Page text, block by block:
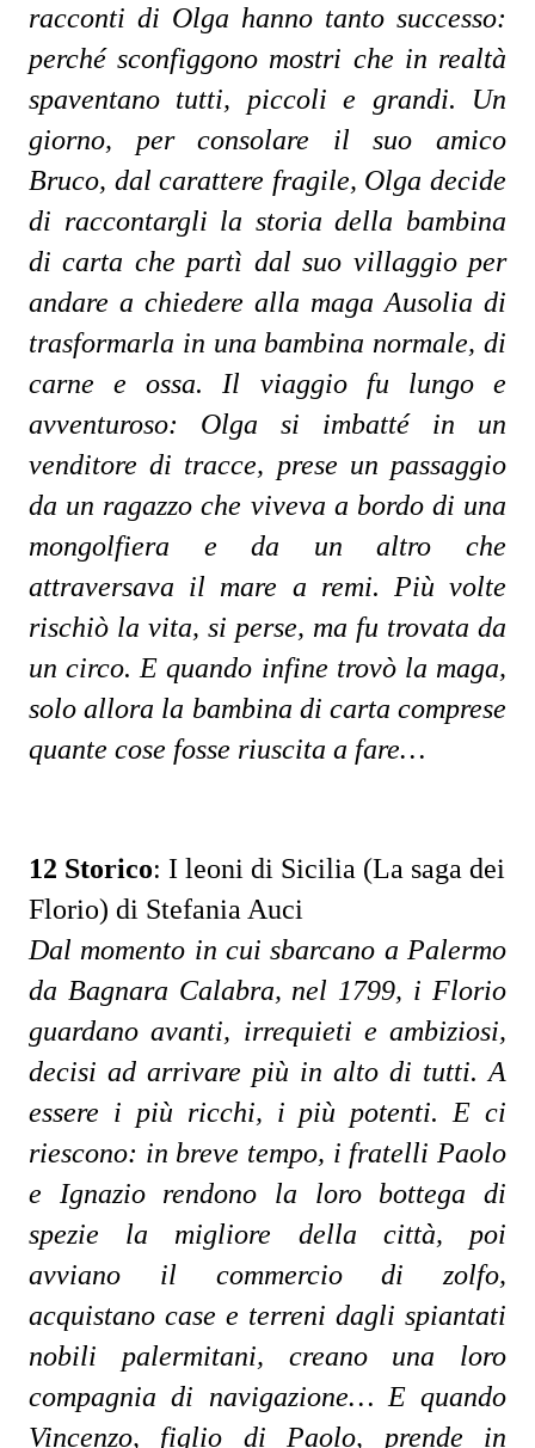
racconti di Olga hanno tanto successo:
perché sconfiggono mostri che in realtà
spaventano tutti, piccoli e grandi. Un
giorno, per consolare il suo amico
Bruco, dal carattere fragile, Olga decide
di raccontargli la storia della bambina
di carta che partì dal suo villaggio per
andare a chiedere alla maga Ausolia di
trasformarla in una bambina normale, di
carne e ossa. Il viaggio fu lungo e
avventuroso: Olga si imbatté in un
venditore di tracce, prese un passaggio
da un ragazzo che viveva a bordo di una
mongolfiera e da un altro che
attraversava il mare a remi. Più volte
rischiò la vita, si perse, ma fu trovata da
un circo. E quando infine trovò la maga,
solo allora la bambina di carta comprese
quante cose fosse riuscita a fare…
12 Storico: I leoni di Sicilia (La saga dei
Florio) di Stefania Auci
Dal momento in cui sbarcano a Palermo
da Bagnara Calabra, nel 1799, i Florio
guardano avanti, irrequieti e ambiziosi,
decisi ad arrivare più in alto di tutti. A
essere i più ricchi, i più potenti. E ci
riescono: in breve tempo, i fratelli Paolo
e Ignazio rendono la loro bottega di
spezie la migliore della città, poi
avviano il commercio di zolfo,
acquistano case e terreni dagli spiantati
nobili palermitani, creano una loro
compagnia di navigazione… E quando
Vincenzo, figlio di Paolo, prende in